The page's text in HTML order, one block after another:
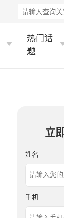
热门话
题
立
姓名
手机